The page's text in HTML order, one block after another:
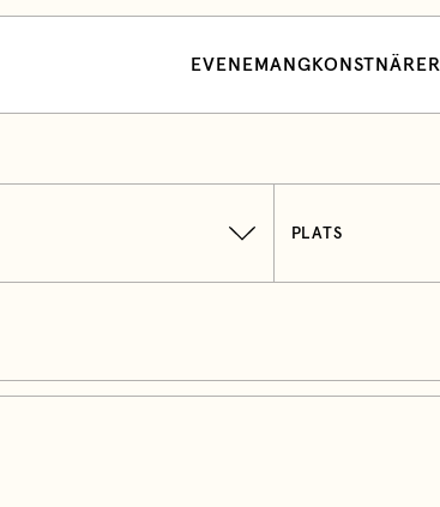
EVENEMANG KONSTNÄRER
PLATS